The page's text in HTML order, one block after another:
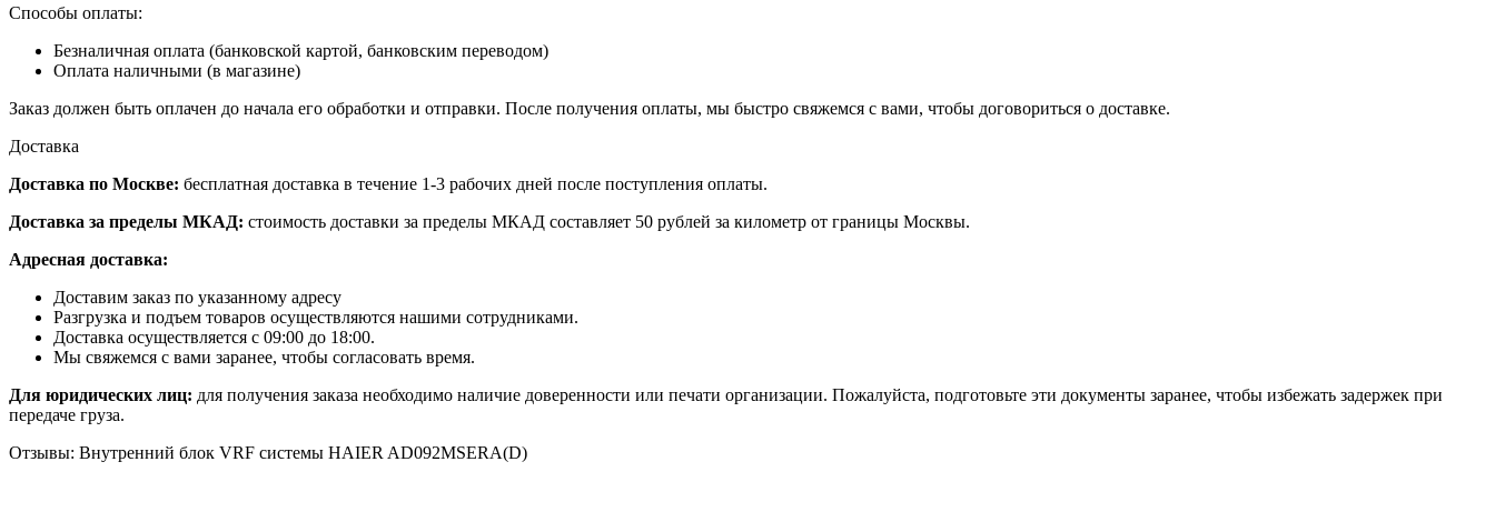
Способы оплаты:
Безналичная оплата (банковской картой, банковским переводом)
Оплата наличными (в магазине)
Заказ должен быть оплачен до начала его обработки и отправки. После получения оплаты, мы быстро свяжемся с вами, чтобы договориться о доставке.
Доставка
Доставка по Москве: бесплатная доставка в течение 1-3 рабочих дней после поступления оплаты.
Доставка за пределы МКАД: стоимость доставки за пределы МКАД составляет 50 рублей за километр от границы Москвы.
Адресная доставка:
Доставим заказ по указанному адресу
Разгрузка и подъем товаров осуществляются нашими сотрудниками.
Доставка осуществляется с 09:00 до 18:00.
Мы свяжемся с вами заранее, чтобы согласовать время.
Для юридических лиц: для получения заказа необходимо наличие доверенности или печати организации. Пожалуйста, подготовьте эти документы заранее, чтобы избежать задержек при
передаче груза.
Отзывы: Внутренний блок VRF системы HAIER AD092MSERA(D)